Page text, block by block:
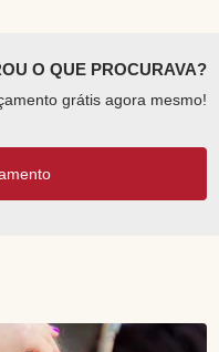
O QUE PROCURAVA?
grátis agora mesmo!